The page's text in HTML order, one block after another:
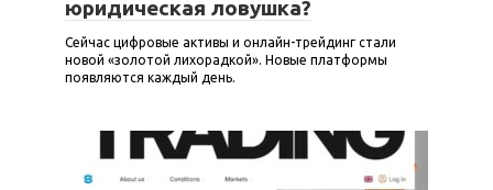
юридическая ловушка?
Сейчас цифровые активы и онлайн-трейдинг стали
новой «золотой лихорадкой». Новые платформы
появляются каждый день.